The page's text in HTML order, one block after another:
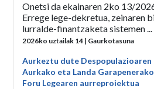
Onetsi da ekainaren 2ko 13/
Errege lege-dekretua, zeinaren
lurralde-finantzaketa sistemen ...
2026ko uztailak 14 | Gaurkotasuna
Aurkeztu dute Despopulazioaren
Aurkako eta Landa Garapenerako
Foru Legearen aurreproiektua